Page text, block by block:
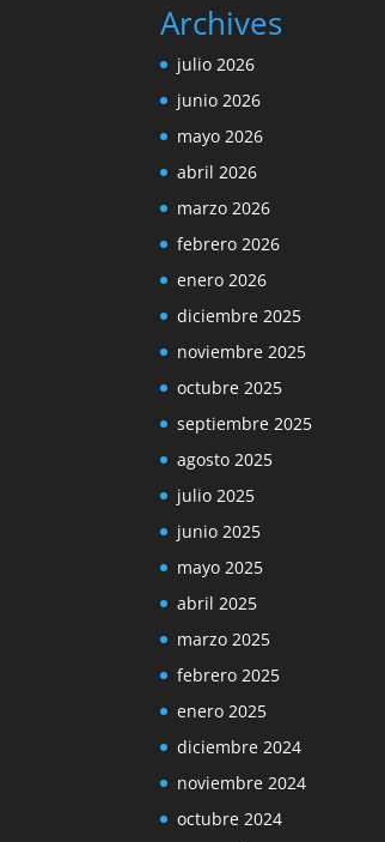
Archives
julio 2026
junio 2026
mayo 2026
abril 2026
marzo 2026
febrero 2026
enero 2026
diciembre 2025
noviembre 2025
octubre 2025
septiembre 2025
agosto 2025
julio 2025
junio 2025
mayo 2025
abril 2025
marzo 2025
febrero 2025
enero 2025
diciembre 2024
noviembre 2024
octubre 2024